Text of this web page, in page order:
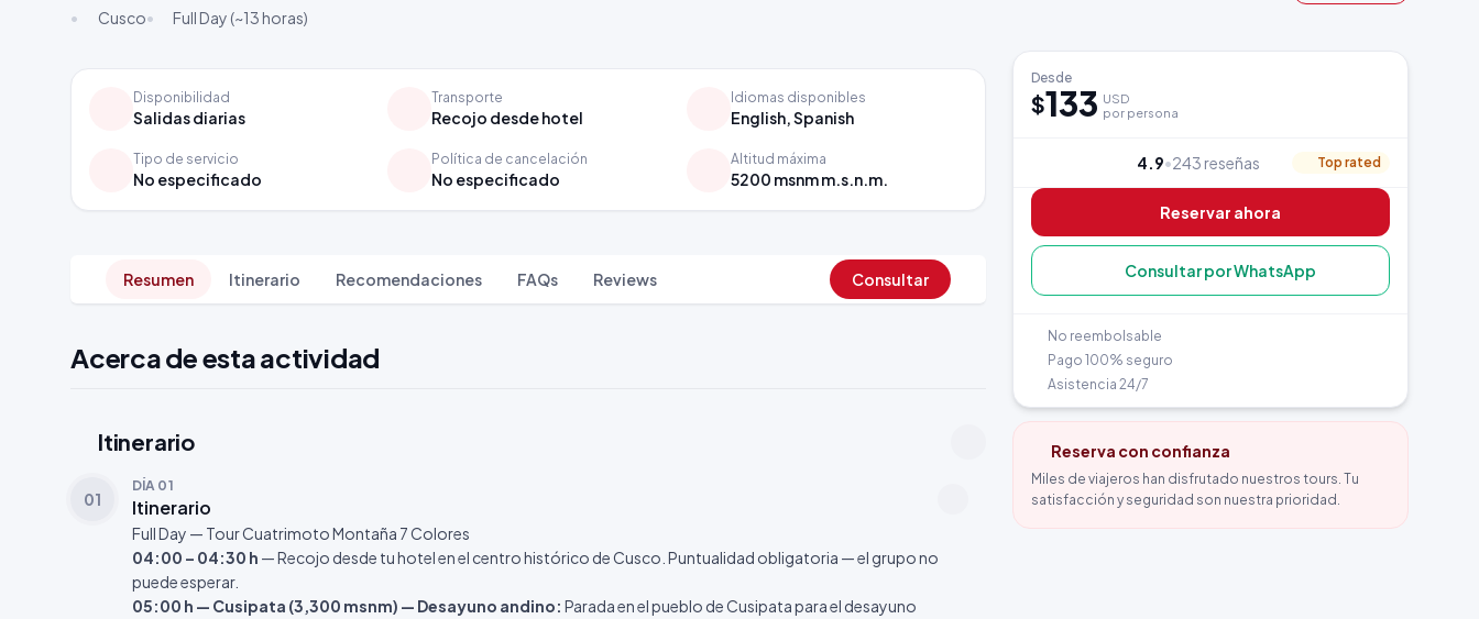
• Cusco• Full Day (~13 horas)
Disponibilidad
Salidas diarias
Transporte
Recojo desde hotel
Idiomas disponibles
English, Spanish
Tipo de servicio
No especificado
Política de cancelación
No especificado
Altitud máxima
5200 msnm m.s.n.m.
Resumen Itinerario Recomendaciones FAQs Reviews Consultar
Acerca de esta actividad
Itinerario
01
DÍA 01
Itinerario
Full Day — Tour Cuatrimoto Montaña 7 Colores
04:00 – 04:30 h — Recojo desde tu hotel en el centro histórico de Cusco. Puntualidad obligatoria — el grupo no
puede esperar.
05:00 h — Cusipata (3,300 msnm) — Desayuno andino: Parada en el pueblo de Cusipata para el desayuno
Desde
$133 USD
por persona
4.9•243 reseñas Top rated
Reservar ahora
Consultar por WhatsApp
No reembolsable
Pago 100% seguro
Asistencia 24/7
Reserva con confianza
Miles de viajeros han disfrutado nuestros tours. Tu
satisfacción y seguridad son nuestra prioridad.